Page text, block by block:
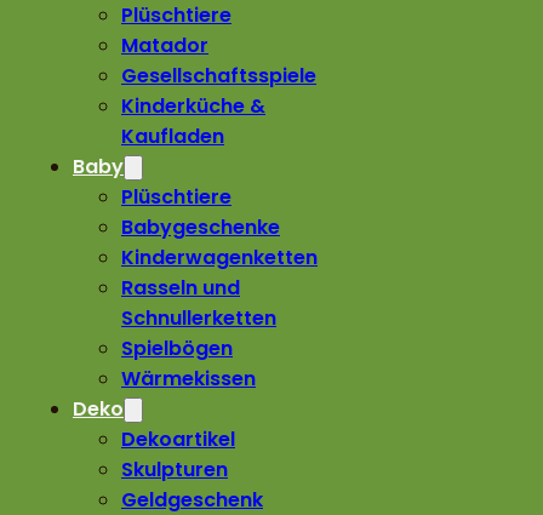
Plüschtiere
Matador
Gesellschaftsspiele
Kinderküche &
Kaufladen
Baby
Plüschtiere
Babygeschenke
Kinderwagenketten
Rasseln und
Schnullerketten
Spielbögen
Wärmekissen
Deko
Dekoartikel
Skulpturen
Geldgeschenk